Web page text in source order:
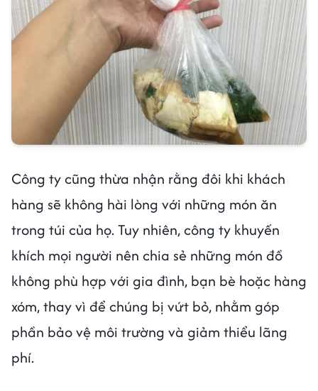
Công ty cũng thừa nhận rằng đôi khi khách
hàng sẽ không hài lòng với những món ăn
trong túi của họ. Tuy nhiên, công ty khuyến
khích mọi người nên chia sẻ những món đồ
không phù hợp với gia đình, bạn bè hoặc hàng
xóm, thay vì để chúng bị vứt bỏ, nhằm góp
phần bảo vệ môi trường và giảm thiểu lãng
phí.